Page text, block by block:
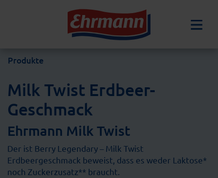
Produkte
Milk Twist Erdbeer-
Geschmack
Ehrmann Milk Twist
Der ist Berry Legendary – Milk Twist
Erdbeergeschmack beweist, dass es weder Laktose*
noch Zuckerzusatz** braucht.